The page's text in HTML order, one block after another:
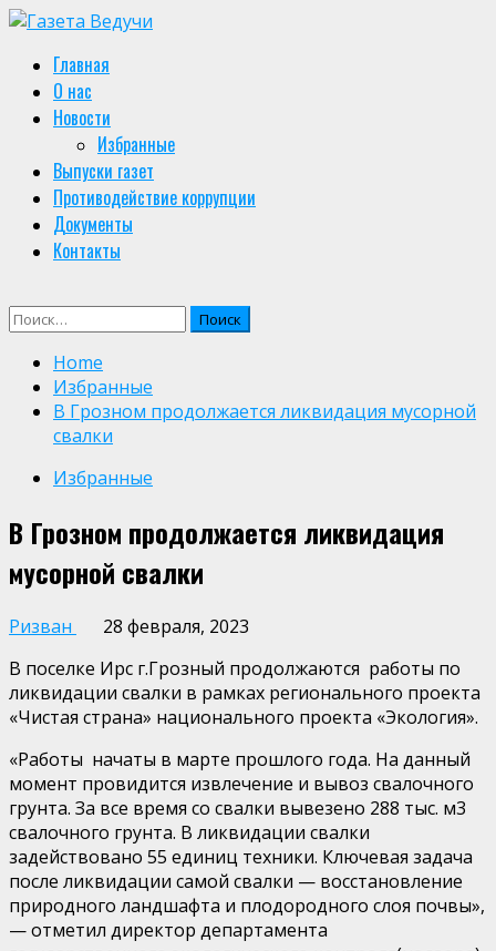
Skip
content
Primary
Menu
Главная
О нас
Новости
Избранные
Выпуски газет
Противодействие коррупции
Документы
Контакты
Найти:
Home
Избранные
В Грозном продолжается ликвидация мусорной
свалки
Избранные
В Грозном продолжается ликвидация
мусорной свалки
Ризван
28 февраля, 2023
В поселке Ирс г.Грозный продолжаются работы по
ликвидации свалки в рамках регионального проекта
«Чистая страна» национального проекта «Экология».
«Работы начаты в марте прошлого года. На данный
момент провидится извлечение и вывоз свалочного
грунта. За все время со свалки вывезено 288 тыс. м3
свалочного грунта. В ликвидации свалки
задействовано 55 единиц техники. Ключевая задача
после ликвидации самой свалки — восстановление
природного ландшафта и плодородного слоя почвы»,
— отметил директор департамента